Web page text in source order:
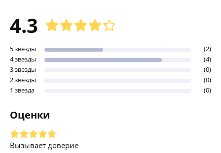
4.3
5 звезды
(2)
4 звезды
(4)
3 звезды
(0)
2 звезды
(0)
1 звезда
(0)
Оценки
Вызывает доверие